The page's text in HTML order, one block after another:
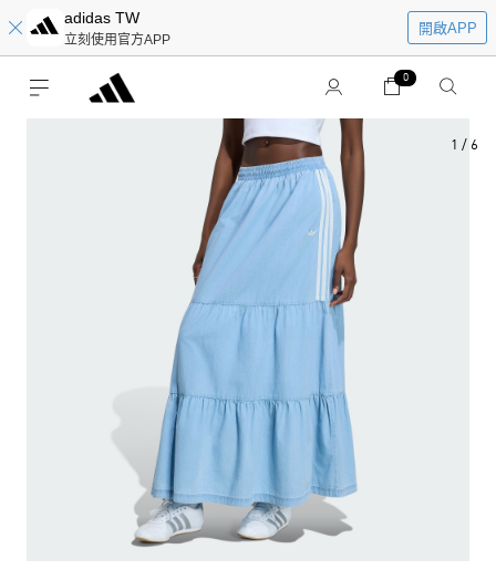
adidas TW
立刻使用官方APP
開啟APP
0
1 / 6